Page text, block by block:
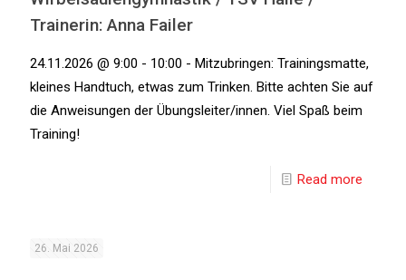
Trainerin: Anna Failer
24.11.2026 @ 9:00 - 10:00 - Mitzubringen: Trainingsmatte,
kleines Handtuch, etwas zum Trinken. Bitte achten Sie auf
die Anweisungen der Übungsleiter/innen. Viel Spaß beim
Training!
Read more
26. Mai 2026